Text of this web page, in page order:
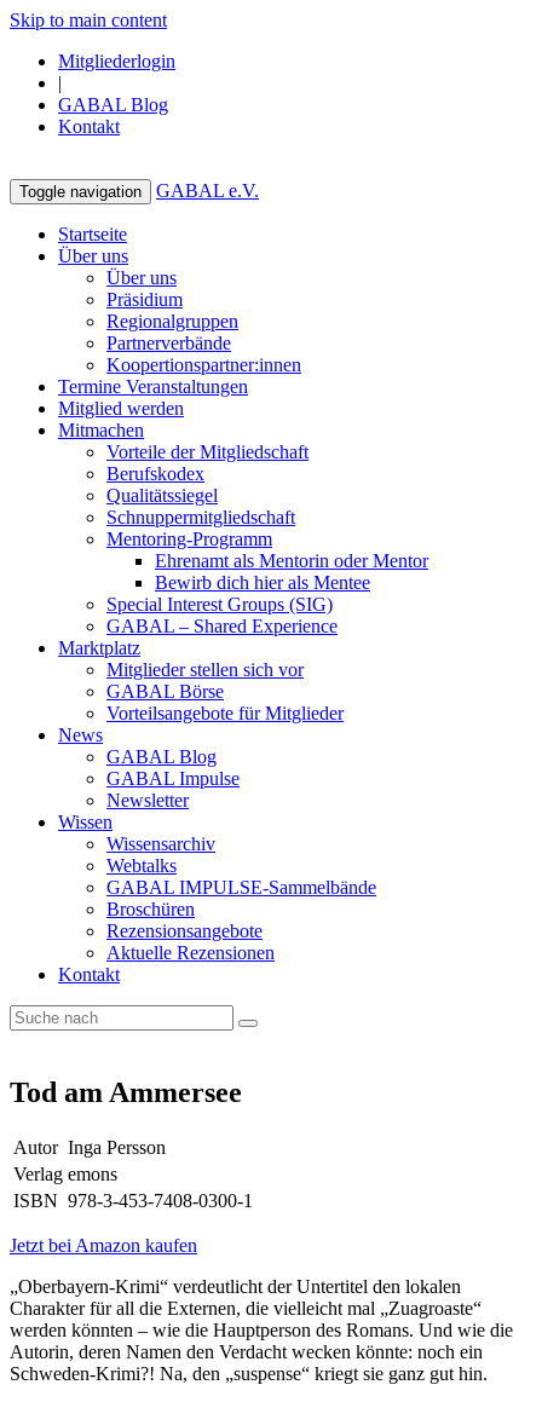
Skip to main content
Mitgliederlogin
|
GABAL Blog
Kontakt
Toggle navigation GABAL e.V.
Startseite
Über uns
Über uns
Präsidium
Regionalgruppen
Partnerverbände
Koopertionspartner:innen
Termine Veranstaltungen
Mitglied werden
Mitmachen
Vorteile der Mitgliedschaft
Berufskodex
Qualitätssiegel
Schnuppermitgliedschaft
Mentoring-Programm
Ehrenamt als Mentorin oder Mentor
Bewirb dich hier als Mentee
Special Interest Groups (SIG)
GABAL – Shared Experience
Marktplatz
Mitglieder stellen sich vor
GABAL Börse
Vorteilsangebote für Mitglieder
News
GABAL Blog
GABAL Impulse
Newsletter
Wissen
Wissensarchiv
Webtalks
GABAL IMPULSE-Sammelbände
Broschüren
Rezensionsangebote
Aktuelle Rezensionen
Kontakt
Tod am Ammersee
Autor Inga Persson
Verlag emons
ISBN 978-3-453-7408-0300-1
Jetzt bei Amazon kaufen
„Oberbayern-Krimi“ verdeutlicht der Untertitel den lokalen
Charakter für all die Externen, die vielleicht mal „Zuagroaste“
werden könnten – wie die Hauptperson des Romans. Und wie die
Autorin, deren Namen den Verdacht wecken könnte: noch ein
Schweden-Krimi?! Na, den „suspense“ kriegt sie ganz gut hin.